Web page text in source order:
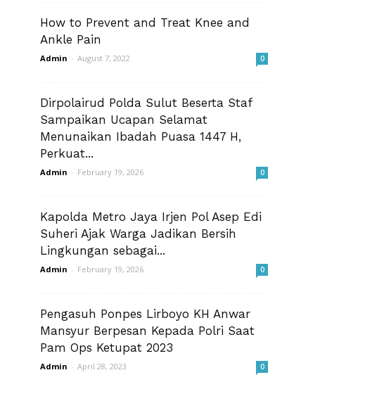
How to Prevent and Treat Knee and
Ankle Pain
Admin - August 7, 2022 0
Dirpolairud Polda Sulut Beserta Staf
Sampaikan Ucapan Selamat
Menunaikan Ibadah Puasa 1447 H,
Perkuat...
Admin - February 19, 2026 0
Kapolda Metro Jaya Irjen Pol Asep Edi
Suheri Ajak Warga Jadikan Bersih
Lingkungan sebagai...
Admin - February 19, 2026 0
Pengasuh Ponpes Lirboyo KH Anwar
Mansyur Berpesan Kepada Polri Saat
Pam Ops Ketupat 2023
Admin - April 28, 2023 0